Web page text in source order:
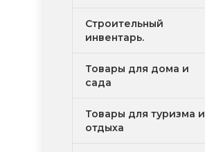
Строительный
инвентарь.
Товары для дома и
сада
Товары для туризма и
отдыха